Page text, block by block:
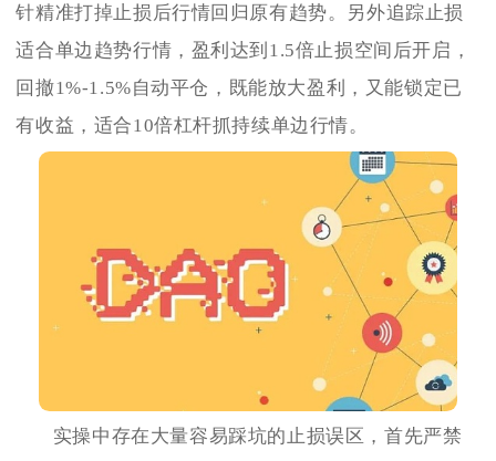
针精准打掉止损后行情回归原有趋势。另外追踪止损
适合单边趋势行情，盈利达到1.5倍止损空间后开启，
回撤1%-1.5%自动平仓，既能放大盈利，又能锁定已
有收益，适合10倍杠杆抓持续单边行情。
实操中存在大量容易踩坑的止损误区，首先严禁